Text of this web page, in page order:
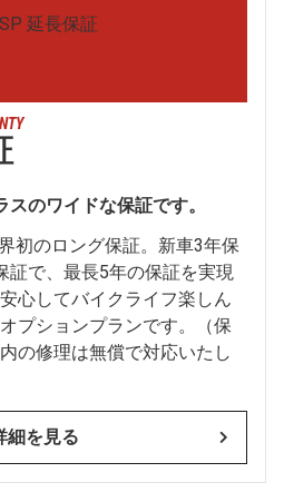
のワイドな保証です。
初のロング保証。新車3年保
証で、最長5年の保証を実現
心してバイクライフ楽しん
プションプランです。（保
の修理は無償で対応いたし
細を見る